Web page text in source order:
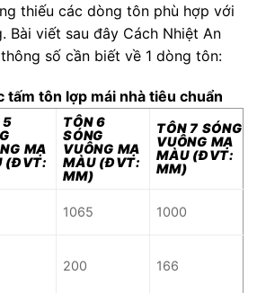
thiếu các dòng tôn phù hợp với
Bài viết sau đây Cách Nhiệt An
số cần biết về 1 dòng tôn:
tấm tôn lợp mái nhà tiêu chuẩn
5
MẠ
(ĐVT:
TÔN 6
SÓNG
VUÔNG MẠ
MÀU (ĐVT:
MM)
TÔN 7 SÓNG
VUÔNG MẠ
MÀU (ĐVT:
MM)
1065 1000
200 166